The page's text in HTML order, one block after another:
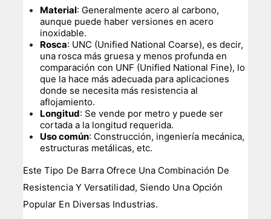
Material: Generalmente acero al carbono,
aunque puede haber versiones en acero
inoxidable.
Rosca: UNC (Unified National Coarse), es decir,
una rosca más gruesa y menos profunda en
comparación con UNF (Unified National Fine), lo
que la hace más adecuada para aplicaciones
donde se necesita más resistencia al
aflojamiento.
Longitud: Se vende por metro y puede ser
cortada a la longitud requerida.
Uso común: Construcción, ingeniería mecánica,
estructuras metálicas, etc.
Este Tipo De Barra Ofrece Una Combinación De
Resistencia Y Versatilidad, Siendo Una Opción
Popular En Diversas Industrias.